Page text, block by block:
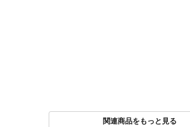
関連商品をもっと見る